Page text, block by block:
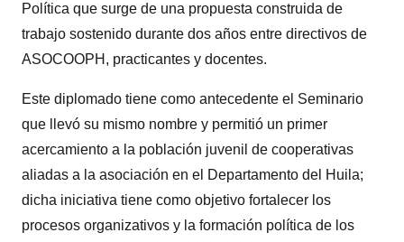
Política que surge de una propuesta construida de
trabajo sostenido durante dos años entre directivos de
ASOCOOPH, practicantes y docentes.
Este diplomado tiene como antecedente el Seminario
que llevó su mismo nombre y permitió un primer
acercamiento a la población juvenil de cooperativas
aliadas a la asociación en el Departamento del Huila;
dicha iniciativa tiene como objetivo fortalecer los
procesos organizativos y la formación política de los